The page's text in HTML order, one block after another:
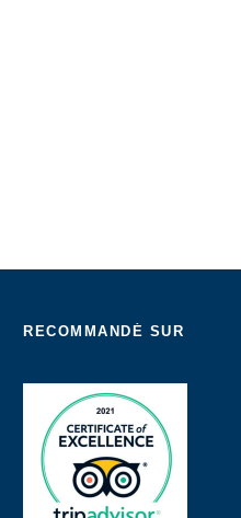
RECOMMANDÉ SUR